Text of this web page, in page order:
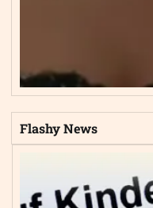
Flashy News